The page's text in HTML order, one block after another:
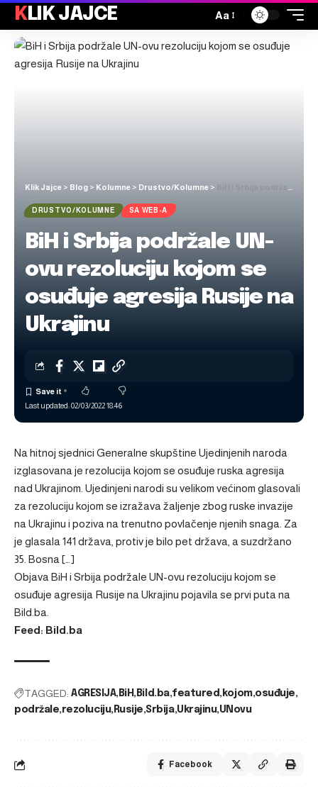
KLIK JAJCE Aa
Klik Jajce > Blog > Kolumne > Drustvo/Kolumne >
DRUSTVO/KOLUMNE SA WEB-A
BiH i Srbija podržale UN-
ovu rezoluciju kojom se
osuđuje agresija Rusije na
Ukrajinu
Last updated: 02/03/2022 18:46
Na hitnoj sjednici Generalne skupštine Ujedinjenih naroda
izglasovana je rezolucija kojom se osuđuje ruska agresija
nad Ukrajinom. Ujedinjeni narodi su velikom većinom glasovali
za rezoluciju kojom se izražava žaljenje zbog ruske invazije
na Ukrajinu i poziva na trenutno povlačenje njenih snaga. Za
je glasala 141 država, protiv je bilo pet država, a suzdržano
35. Bosna […]
Objava BiH i Srbija podržale UN-ovu rezoluciju kojom se
osuđuje agresija Rusije na Ukrajinu pojavila se prvi puta na
Bild.ba
Feed: Bild.ba
TAGGED: AGRESIJA BiH Bild.ba featured kojom osuđuje
podržale rezoluciju Rusije Srbija Ukrajinu UNovu
Facebook